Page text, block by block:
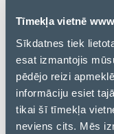
Tīmekļa vietnē
Sīkdatnes tiek
esat izmantojis
pēdējo reizi
informāciju esiet
tikai šī tīmekļa
neviens cits. Mēs
atbildīgu
Šis “A” reitings
novērtējums, bet
strādājam
darbiniekiem,